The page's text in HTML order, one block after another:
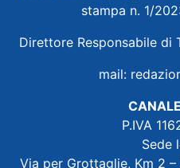
stampa n. 1/
Direttore Responsabile di
mail:
P.IVA
Sede
Via per Grottaglie, Km 2